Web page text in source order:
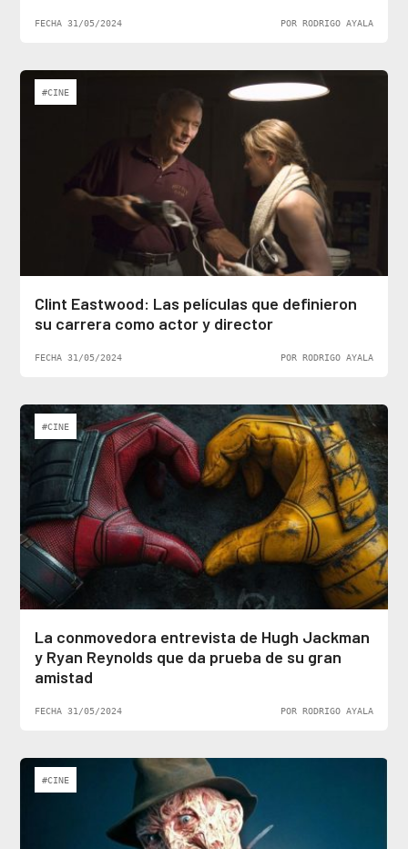
FECHA 31/05/2024 POR RODRIGO AYALA
#CINE
Clint Eastwood: Las películas que definieron
su carrera como actor y director
FECHA 31/05/2024 POR RODRIGO AYALA
#CINE
La conmovedora entrevista de Hugh Jackman
y Ryan Reynolds que da prueba de su gran
amistad
FECHA 31/05/2024 POR RODRIGO AYALA
#CINE